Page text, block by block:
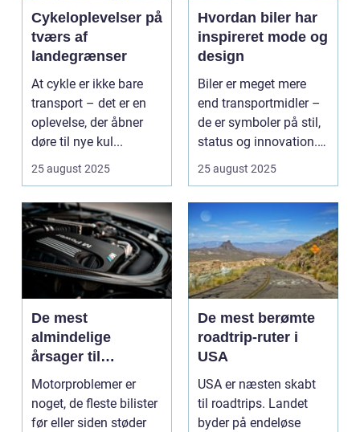
Cykeloplevelser på
tværs af
landegrænser
At cykle er ikke bare
transport – det er en
oplevelse, der åbner
døre til nye kul...
25 august 2025
Hvordan biler har
inspireret mode og
design
Biler er meget mere
end transportmidler –
de er symboler på stil,
status og innovation.
...
25 august 2025
De mest
almindelige
årsager til
motorproblemer
Motorproblemer er
noget, de fleste bilister
før eller siden støder
De mest berømte
roadtrip-ruter i
USA
USA er næsten skabt
til roadtrips. Landet
byder på endeløse